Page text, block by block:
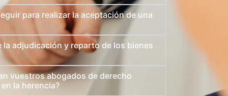
para realizar la aceptación de una
la adjudicación y reparto de los bienes
vuestros abogados de derecho
la herencia?